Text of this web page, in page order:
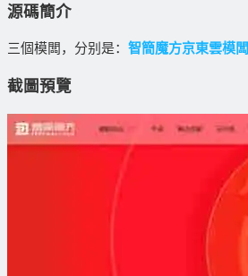
源碼簡介
三個模闆，分别是： 智簡魔方京東雲模闆
截圖預覽